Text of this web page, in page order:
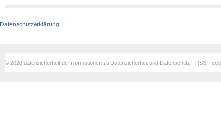
Datenschutzerklärung
© 2020 datensicherheit.de Informationen zu Datensicherheit und Datenschutz - RSS-